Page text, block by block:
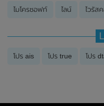
ไมโครซอฟท์ ไลน์ ไวรัส
โปร ais โปร true โปร